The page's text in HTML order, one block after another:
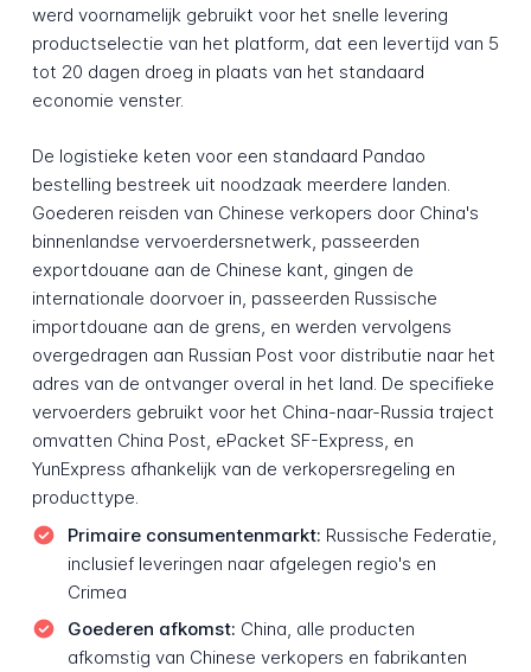
werd voornamelijk gebruikt voor het snelle levering
productselectie van het platform, dat een levertijd van 5
tot 20 dagen droeg in plaats van het standaard
economie venster.
De logistieke keten voor een standaard Pandao
bestelling bestreek uit noodzaak meerdere landen.
Goederen reisden van Chinese verkopers door China's
binnenlandse vervoerdersnetwerk, passeerden
exportdouane aan de Chinese kant, gingen de
internationale doorvoer in, passeerden Russische
importdouane aan de grens, en werden vervolgens
overgedragen aan Russian Post voor distributie naar het
adres van de ontvanger overal in het land. De specifieke
vervoerders gebruikt voor het China-naar-Russia traject
omvatten China Post, ePacket SF-Express, en
YunExpress afhankelijk van de verkopersregeling en
producttype.
Primaire consumentenmarkt: Russische Federatie,
inclusief leveringen naar afgelegen regio's en
Crimea
Goederen afkomst: China, alle producten
afkomstig van Chinese verkopers en fabrikanten